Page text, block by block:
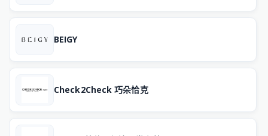
BEIGY
Check2Check 巧朵恰克